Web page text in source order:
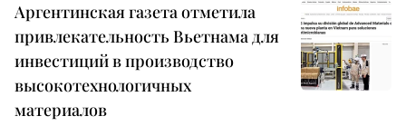
Аргентинская газета отметила
привлекательность Вьетнама для
инвестиций в производство
высокотехнологичных
материалов